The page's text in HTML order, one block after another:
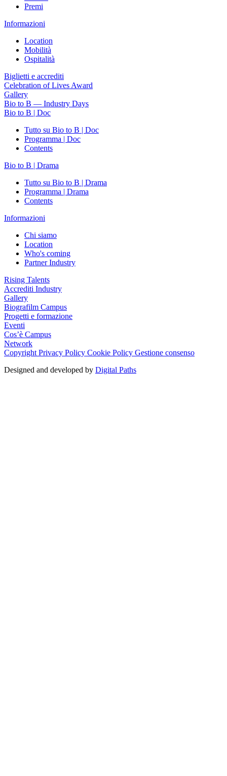
Premi
Informazioni
Location
Mobilità
Ospitalità
Biglietti e accrediti
Celebration of Lives Award
Gallery
Bio to B — Industry Days
Bio to B | Doc
Tutto su Bio to B | Doc
Programma | Doc
Contents
Bio to B | Drama
Tutto su Bio to B | Drama
Programma | Drama
Contents
Informazioni
Chi siamo
Location
Who's coming
Partner Industry
Rising Talents
Accrediti Industry
Gallery
Biografilm Campus
Progetti e formazione
Eventi
Cos’è Campus
Network
Copyright Privacy Policy Cookie Policy Gestione consenso
Designed and developed by Digital Paths